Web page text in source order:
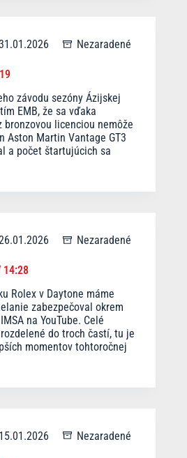
Nezaradené
závodu sezóny Ázijskej
EMB, že sa vďaka
bronzovou licenciou nemôže
Aston Martin Vantage GT3
a počet štartujúcich sa
Nezaradené
14:28
Rolex v Daytone máme
zabezpečoval okrem
na YouTube. Celé
do troch častí, tu je
momentov tohtoročnej
15.01.2026 Nezaradené